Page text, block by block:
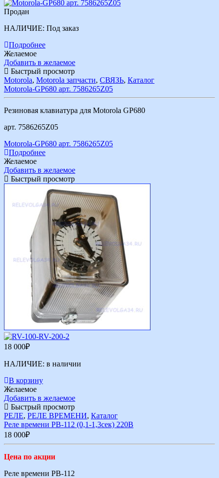
Продан
НАЛИЧИЕ: Под заказ
Подробнее
Желаемое
Добавить в желаемое
Быстрый просмотр
Motorola, Motorola запчасти, СВЯЗЬ, Каталог
Motorola-GP680 арт. 7586265Z05
Резиновая клавиатура для Motorola GP680
арт. 7586265Z05
Motorola-GP680 арт. 7586265Z05
Подробнее
Желаемое
Добавить в желаемое
Быстрый просмотр
18 000₽
НАЛИЧИЕ: в наличии
В корзину
Желаемое
Добавить в желаемое
Быстрый просмотр
РЕЛЕ, РЕЛЕ ВРЕМЕНИ, Каталог
Реле времени РВ-112 (0,1-1,3сек) 220В
18 000₽
Цена по акции
Реле времени РВ-112